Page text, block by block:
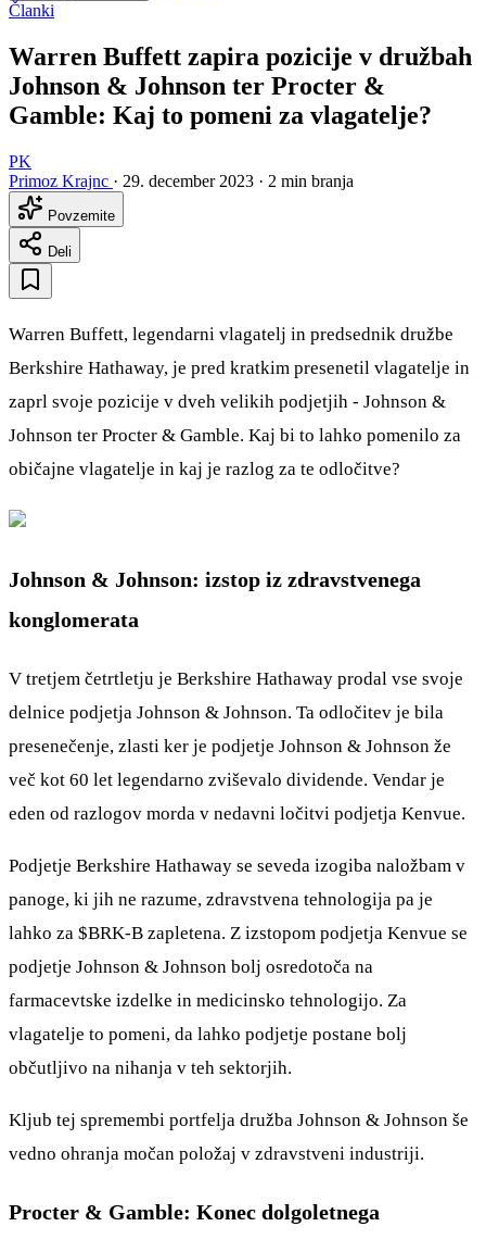
Članki
Warren Buffett zapira pozicije v družbah
Johnson & Johnson ter Procter &
Gamble: Kaj to pomeni za vlagatelje?
PK
Primoz Krajnc · 29. december 2023 · 2 min branja
Povzemite
Deli
Warren Buffett, legendarni vlagatelj in predsednik družbe
Berkshire Hathaway, je pred kratkim presenetil vlagatelje in
zaprl svoje pozicije v dveh velikih podjetjih - Johnson &
Johnson ter Procter & Gamble. Kaj bi to lahko pomenilo za
običajne vlagatelje in kaj je razlog za te odločitve?
Johnson & Johnson: izstop iz zdravstvenega
konglomerata
V tretjem četrtletju je Berkshire Hathaway prodal vse svoje
delnice podjetja Johnson & Johnson. Ta odločitev je bila
presenečenje, zlasti ker je podjetje Johnson & Johnson že
več kot 60 let legendarno zviševalo dividende. Vendar je
eden od razlogov morda v nedavni ločitvi podjetja Kenvue.
Podjetje Berkshire Hathaway se seveda izogiba naložbam v
panoge, ki jih ne razume, zdravstvena tehnologija pa je
lahko za $BRK-B zapletena. Z izstopom podjetja Kenvue se
podjetje Johnson & Johnson bolj osredotoča na
farmacevtske izdelke in medicinsko tehnologijo. Za
vlagatelje to pomeni, da lahko podjetje postane bolj
občutljivo na nihanja v teh sektorjih.
Kljub tej spremembi portfelja družba Johnson & Johnson še
vedno ohranja močan položaj v zdravstveni industriji.
Procter & Gamble: Konec dolgoletnega